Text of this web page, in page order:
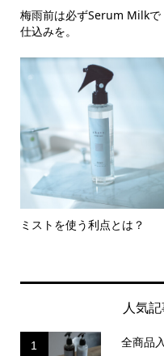
梅雨前は必ずSerum Milkで
仕込みを。
ミストを使う利点とは？
人気
1 全商品